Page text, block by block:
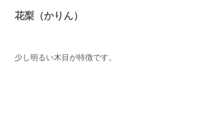
花梨（かりん）
少し明るい木目が特徴です。